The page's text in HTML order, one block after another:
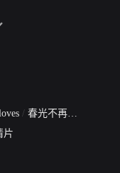
/ 春光不再的时代
片